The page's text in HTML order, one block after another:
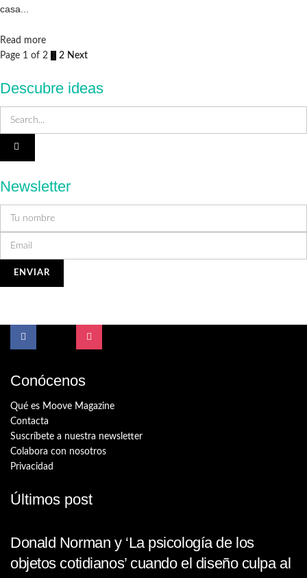
casa...
Read moreDetails
Page 1 of 2 1 2 Next
Descubre ideas
Newsletter
Conócenos
Qué es Moove Magazine
Contacta
Suscríbete a nuestra newsletter
Colabora con nosotros
Privacidad
Últimos post
Donald Norman y ‘La psicología de los
objetos cotidianos’ cuando el diseño culpa al